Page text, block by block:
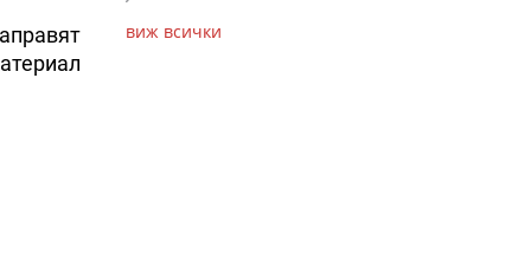
виж всички